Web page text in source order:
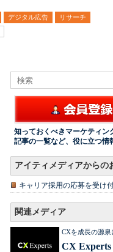
デジタル広告
リサーチ
知っておくべきマーケティン
記事の一覧など、役に立つ情
アイティメディアからの
キャリア採用の応募を受け
関連メディア
CXを成長の源泉
CX Experts